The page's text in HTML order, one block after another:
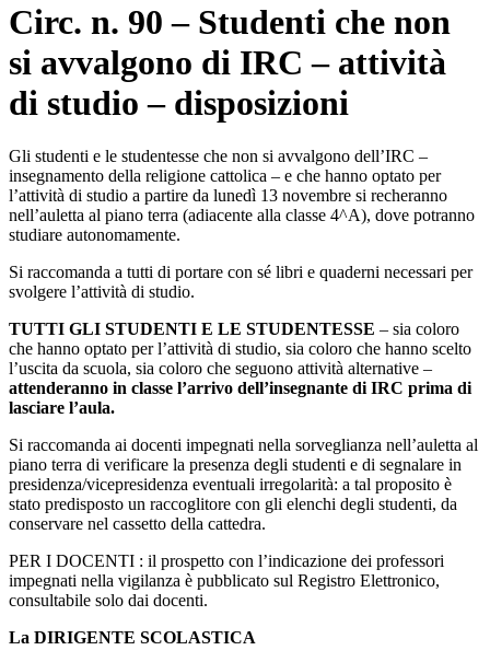
Circ. n. 90 – Studenti che non
si avvalgono di IRC – attività
di studio – disposizioni
Gli studenti e le studentesse che non si avvalgono dell’IRC –
insegnamento della religione cattolica – e che hanno optato per
l’attività di studio a partire da lunedì 13 novembre si recheranno
nell’auletta al piano terra (adiacente alla classe 4^A), dove potranno
studiare autonomamente.
Si raccomanda a tutti di portare con sé libri e quaderni necessari per
svolgere l’attività di studio.
TUTTI GLI STUDENTI E LE STUDENTESSE – sia coloro
che hanno optato per l’attività di studio, sia coloro che hanno scelto
l’uscita da scuola, sia coloro che seguono attività alternative –
attenderanno in classe l’arrivo dell’insegnante di IRC prima di
lasciare l’aula.
Si raccomanda ai docenti impegnati nella sorveglianza nell’auletta al
piano terra di verificare la presenza degli studenti e di segnalare in
presidenza/vicepresidenza eventuali irregolarità: a tal proposito è
stato predisposto un raccoglitore con gli elenchi degli studenti, da
conservare nel cassetto della cattedra.
PER I DOCENTI : il prospetto con l’indicazione dei professori
impegnati nella vigilanza è pubblicato sul Registro Elettronico,
consultabile solo dai docenti.
La DIRIGENTE SCOLASTICA